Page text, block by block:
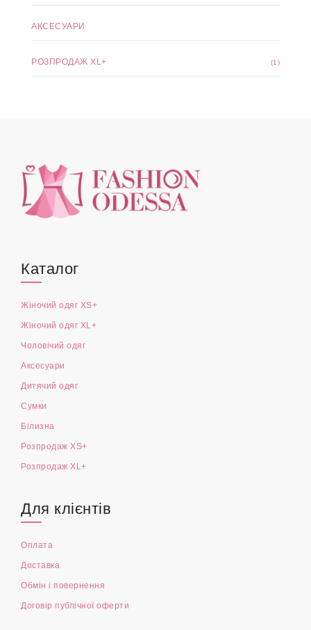
АКСЕСУАРИ
РОЗПРОДАЖ XL+ (1)
Каталог
Жіночий одяг XS+
Жіночий одяг XL+
Чоловічий одяг
Аксесуари
Дитячий одяг
Сумки
Білизна
Розпродаж XS+
Розпродаж XL+
Для клієнтів
Оплата
Доставка
Обмін і повернення
Договір публічної оферти